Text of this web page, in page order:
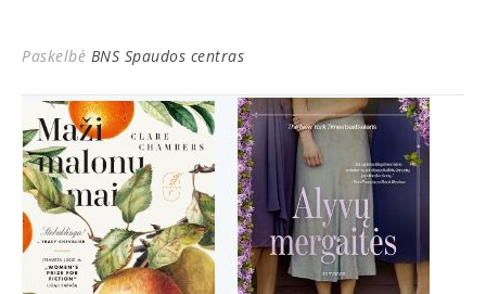
Paskelbė BNS Spaudos centras